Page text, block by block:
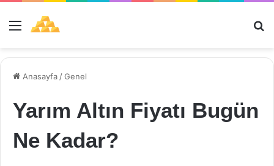
Menü
Anasayfa /Genel
Yarım Altın Fiyatı Bugün
Ne Kadar?